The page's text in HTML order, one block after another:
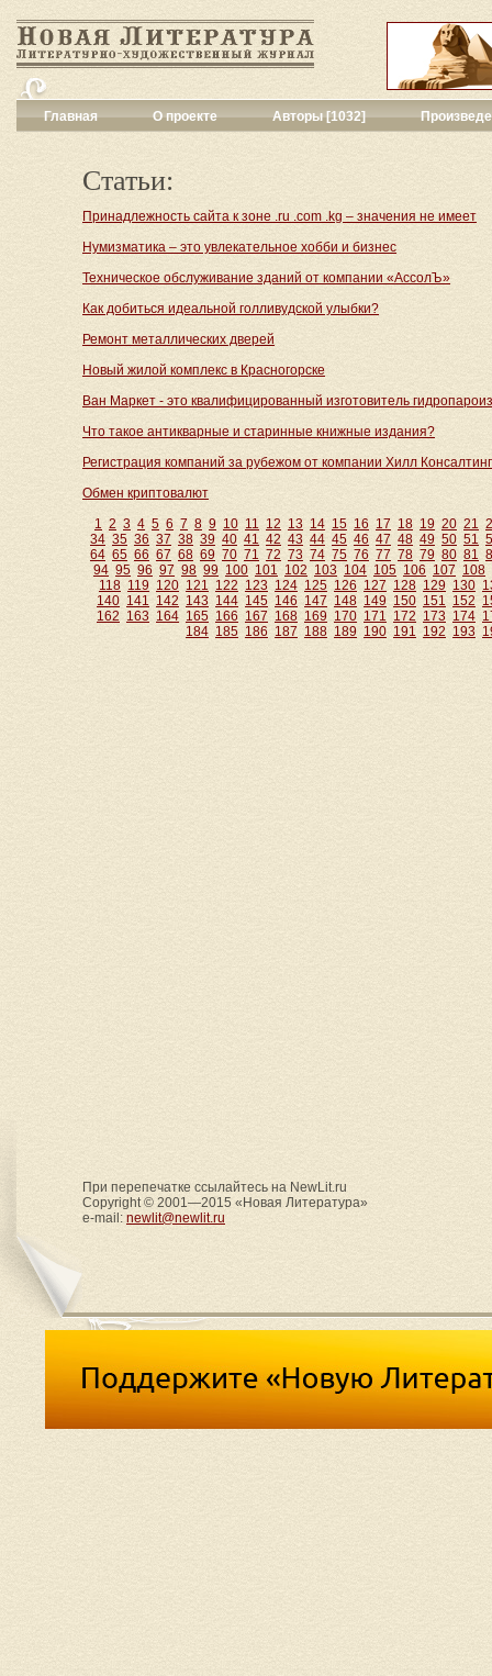
Главная О проекте Авторы [1032]
Переводы
Сценарии
Другие жанры
Все жанры
Статьи:
Принадлежность сайта к зоне .ru .com .kg – значения не имеет
Нумизматика – это увлекательное хобби и бизнес
Техническое обслуживание зданий от компании «АссолЪ»
Как добиться идеальной голливудской улыбки?
Ремонт металлических дверей
Новый жилой комплекс в Красногорске
Ван Маркет - это квалифицированный изготовитель
Что такое антикварные и старинные книжные издания?
Регистрация компаний за рубежом от компании Хилл Консалтинг
Обмен криптовалют
1 2 3 4 5 6 7 8 9 10 11 12 13 14 15 16 17 18 19 20 21
34 35 36 37 38 39 40 41 42 43 44 45 46 47 48 49 50 51
64 65 66 67 68 69 70 71 72 73 74 75 76 77 78 79 80 81
94 95 96 97 98 99 100 101 102 103 104 105 106 107 108
118 119 120 121 122 123 124 125 126 127 128 129 130
140 141 142 143 144 145 146 147 148 149 150 151 152
162 163 164 165 166 167 168 169 170 171 172 173 174
184 185 186 187 188 189 190 191 192 193
При перепечатке ссылайтесь на NewLit.ru
Copyright © 2001—2015 «Новая Литература»
e-mail: newlit@newlit.ru